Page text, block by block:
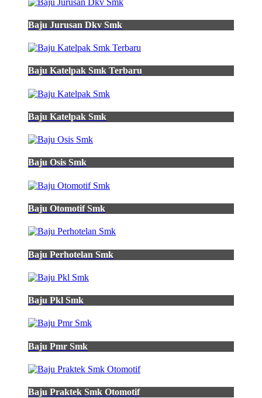
Baju Jurusan Dkv Smk
Baju Katelpak Smk Terbaru
Baju Katelpak Smk
Baju Osis Smk
Baju Otomotif Smk
Baju Perhotelan Smk
Baju Pkl Smk
Baju Pmr Smk
Baju Praktek Smk Otomotif